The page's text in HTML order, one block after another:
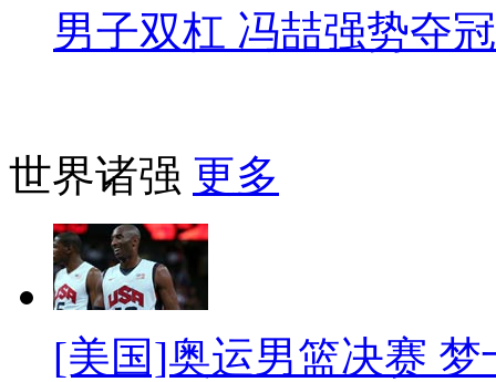
男子双杠 冯喆强势夺冠
世界诸强 更多
[美国]奥运男篮决赛